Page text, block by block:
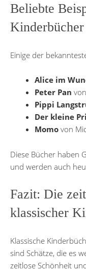
Beliebte
Kinderbücher
Einige der
Alice im
Peter Pan
Pippi
Der kleine
Momo von
Diese Bücher haben
und werden auch
Fazit: Die
klassischer
Klassische
sind Schätze, die es
zeitlose Schönheit